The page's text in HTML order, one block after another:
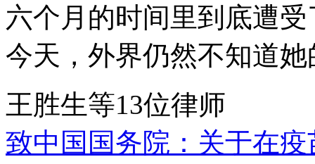
六个月的时间里到底遭
今天，外界仍然不知道
王胜生等13位律师
致中国国务院：关于在